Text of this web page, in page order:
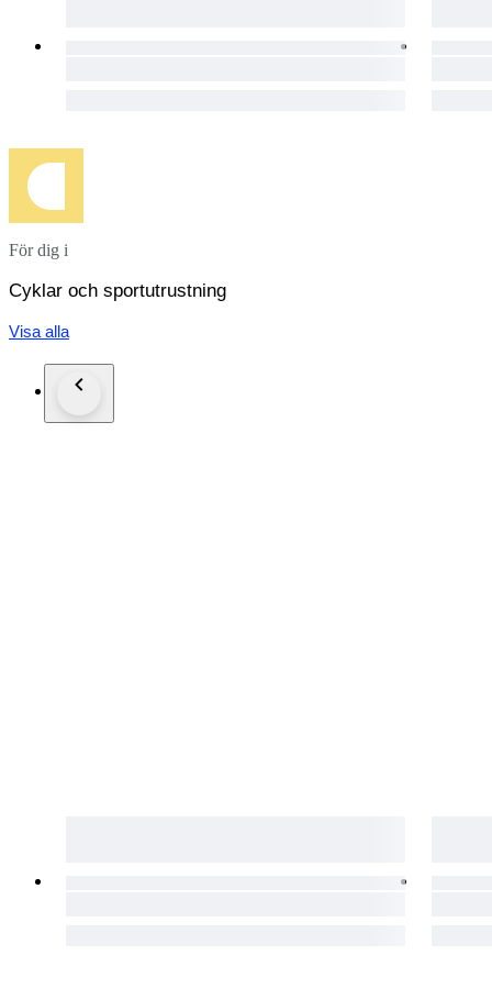
För dig i
Cyklar och sportutrustning
Visa alla